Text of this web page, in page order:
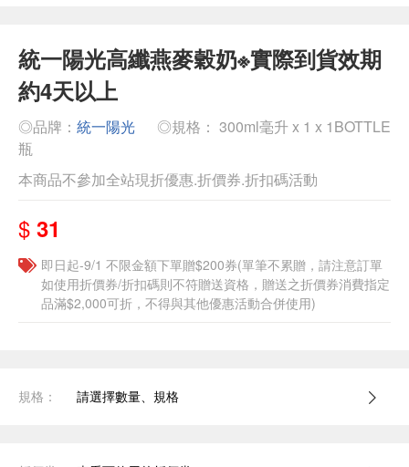
統一陽光高纖燕麥穀奶※實際到貨效期
約4天以上
◎品牌： 統一陽光
◎規格： 300ml毫升 x 1 x 1BOTTLE
瓶
本商品不參加全站現折優惠.折價券.折扣碼活動
$ 31
即日起-9/1 不限金額下單贈$200券(單筆不累贈，請注意訂單
如使用折價券/折扣碼則不符贈送資格，贈送之折價券消費指定
品滿$2,000可折，不得與其他優惠活動合併使用)
規格： 請選擇數量、規格